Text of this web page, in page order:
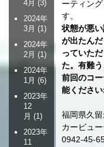
ーティン
す。
状態が悪い
が出たん
っていた
た。有難う
前回のコ
能ください
福岡県久
カービュ
0942-45-
4月 (3)
2024年
3月 (1)
2024年
2月 (1)
2024年
1月 (6)
2023年
12
月 (1)
2023年
11